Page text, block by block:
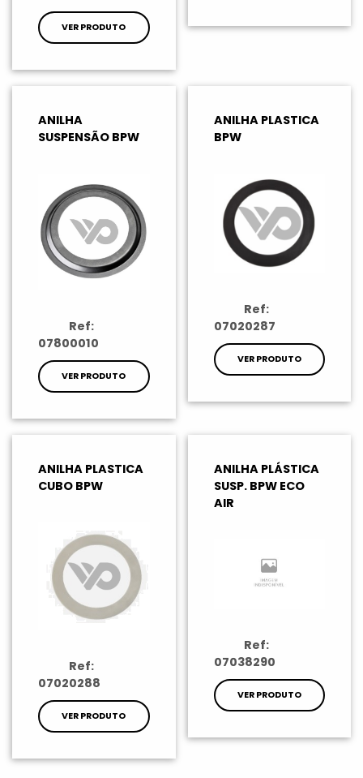
VER PRODUTO
ANILHA
SUSPENSÃO BPW
Ref:
07800010
VER PRODUTO
ANILHA PLASTICA
BPW
Ref:
07020287
VER PRODUTO
ANILHA PLASTICA
CUBO BPW
Ref:
07020288
VER PRODUTO
ANILHA PLÁSTICA
SUSP. BPW ECO
AIR
Ref:
07038290
VER PRODUTO